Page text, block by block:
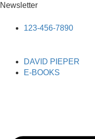
Newsletter
123-456-7890
DAVID PIEPER
E-BOOKS